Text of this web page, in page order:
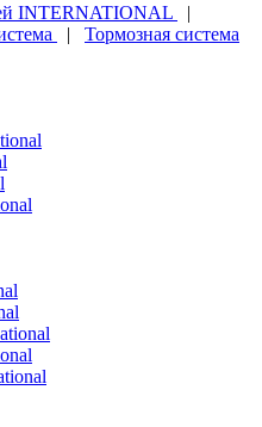
INTERNATIONAL
|
| Тормозная система